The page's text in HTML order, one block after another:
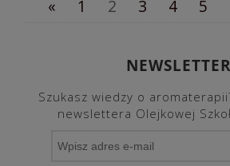
« 1 2 3 4 5
NEWSLETTER
Szukasz wiedzy o
newslettera Olejkowej